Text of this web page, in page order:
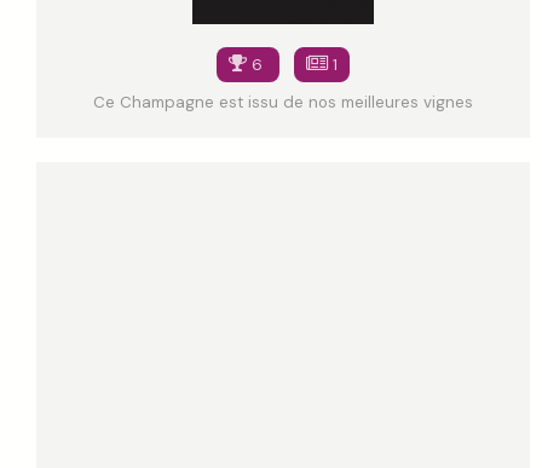
6
1
Ce Champagne est issu de nos meilleures vignes